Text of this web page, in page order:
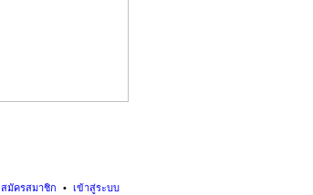
เข้าสู่ระบบ
สมัครสมาชิก